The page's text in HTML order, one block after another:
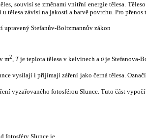
souvisí se změnami vnitřní energie tělesa.
tělesa závisí na jakosti a barvě povrchu. Pro
upravený Stefanův-Boltzmannův zákon
m2, Tje teplota tělesa v kelvinech a σje Stefanova-
vysílají i přijímají záření jako černá tělesa.
vyzařovaného fotosférou Slunce. Tuto část
fotosféry Slunce je